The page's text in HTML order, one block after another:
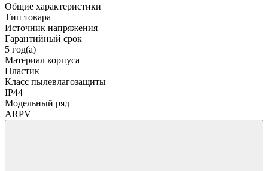
Общие характеристики
Тип товара
Источник напряжения
Гарантийный срок
5 год(а)
Материал корпуса
Пластик
Класс пылевлагозащиты
IP44
Модельный ряд
ARPV